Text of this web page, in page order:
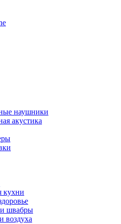
наушники
акустика
кухни
швабры
воздуха